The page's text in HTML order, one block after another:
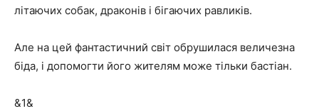
літаючих собак, драконів і бігаючих равликів.
Але на цей фантастичний світ обрушилася величезна
біда, і допомогти його жителям може тільки бастіан.
&1&